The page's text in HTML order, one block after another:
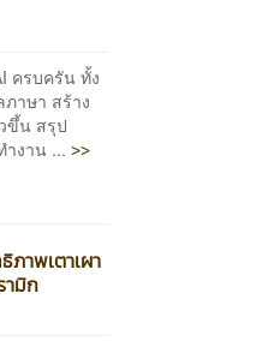
ครบครัน ทั้ง
าษา สร้าง
ขึ้น สรุป
ำงาน ...>>
ภาพเตาเผา
ามิก